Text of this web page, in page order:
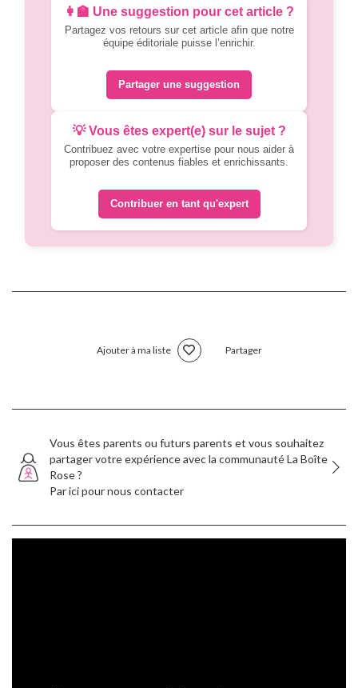
👩‍🏫 Une suggestion pour cet article ?
Partagez vos retours sur cet article afin que notre
équipe éditoriale puisse l’enrichir.
Partager une suggestion
💡 Vous êtes expert(e) sur le sujet ?
Contribuez avec votre expertise pour nous aider à
proposer des contenus fiables et enrichissants.
Contribuer en tant qu'expert
Ajouter à ma liste Partager
Vous êtes parents ou futurs parents et vous souhaitez
partager votre expérience avec la communauté La Boîte
Rose ?
Par ici pour nous contacter